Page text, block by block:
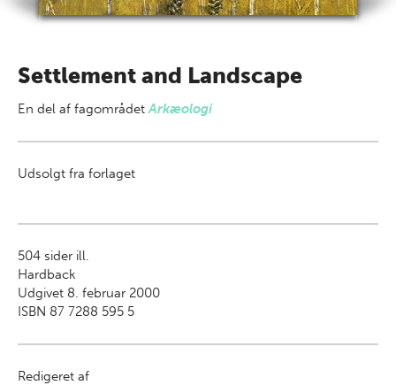
Settlement and Landscape
En del af fagområdetArkæologi
Udsolgt fra forlaget
504 sider ill.
Hardback
Udgivet 8. februar 2000
ISBN 87 7288 595 5
Redigeret af